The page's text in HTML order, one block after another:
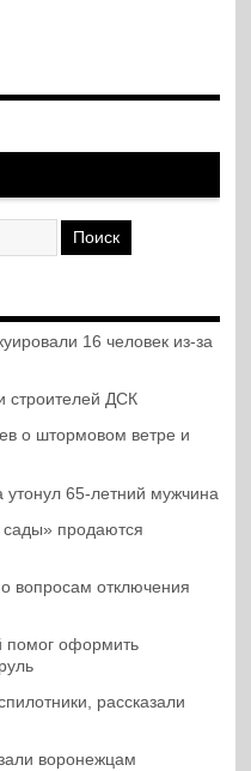
16 человек из-за
строителей ДСК
о штормовом ветре и
утонул 65-летний мужчина
продаются
вопросам отключения
помог оформить
рассказали
воронежцам